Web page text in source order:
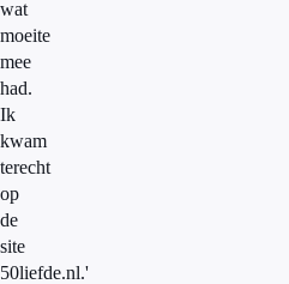
wat
moeite
mee
had.
Ik
kwam
terecht
op
de
site
50liefde.nl.'